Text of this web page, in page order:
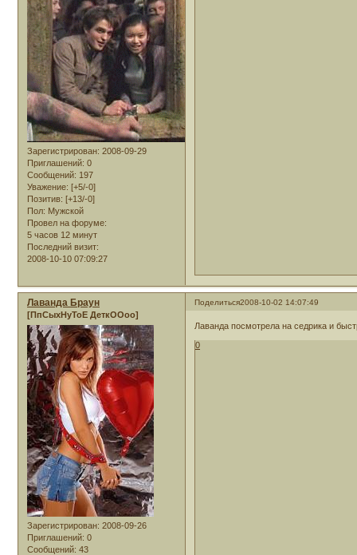
Зарегистрирован: 2008-09-29
Приглашений: 0
Сообщений: 197
Уважение: [+5/-0]
Позитив: [+13/-0]
Пол: Мужской
Провел на форуме:
5 часов 12 минут
Последний визит:
2008-10-10 07:09:27
Поделиться2008-10-02 14:07:49
Лаванда Браун
[ПпСыхНуТоЕ ДеткООоо]
Зарегистрирован: 2008-09-26
Приглашений: 0
Сообщений: 43
Лаванда посмотрела на седрика и
0